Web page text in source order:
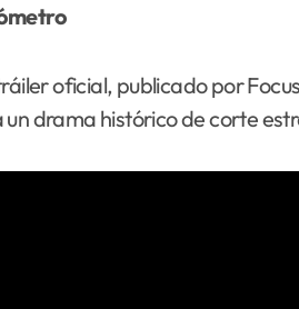
oficial, publicado por
drama histórico de corte